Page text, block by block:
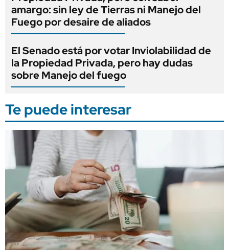
amargo: sin ley de Tierras ni Manejo del
Fuego por desaire de aliados
El Senado está por votar Inviolabilidad de
la Propiedad Privada, pero hay dudas
sobre Manejo del fuego
Te puede interesar